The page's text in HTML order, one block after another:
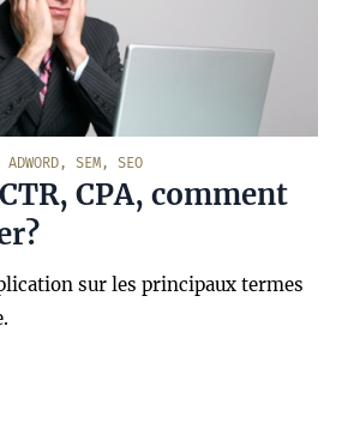
ADWORD, SEM, SEO
CPA, comment
sur les principaux termes